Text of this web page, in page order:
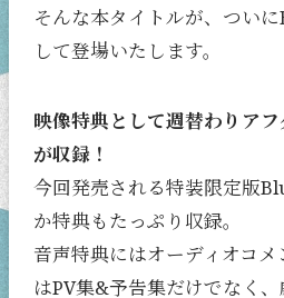
そんな本タイトルが、つい
して登場いたします。
映像特典として週替わりア
が収録！
今回発売される特装限定版
か特典もたっぷり収録。
音声特典にはオーディオコ
はPV集&予告集だけでなく